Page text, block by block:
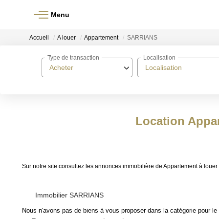
Menu
Accueil A louer Appartement SARRIANS
Acheter
Type de transaction
Localisation
Localisation
Location
Sur notre site consultez les annonces immobilière de Appartement à
Immobilier SARRIANS
Nous n'avons pas de biens à vous proposer dans la catégorie pour